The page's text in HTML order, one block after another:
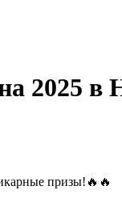
2025 в
призы!🔥🔥